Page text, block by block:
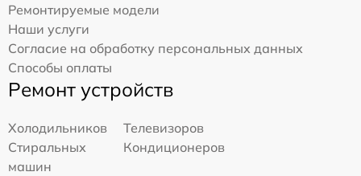
Ремонтируемые модели
Наши услуги
Согласие на обработку персональных данных
Способы оплаты
Ремонт устройств
Холодильников
Телевизоров
Стиральных
машин
Кондиционеров